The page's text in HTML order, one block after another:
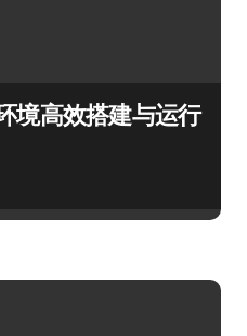
境高效搭建与运行